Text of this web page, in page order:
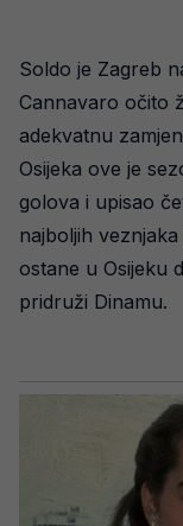
Soldo je Zagreb
Cannavaro očito
adekvatnu
Osijeka ove je
golova i upisao
najboljih
ostane u Osijeku
pridruži Dinamu.